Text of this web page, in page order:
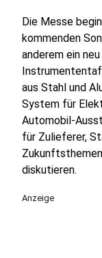
Die Messe
kommenden
anderem ein
aus Stahl und
System für
Automobil-
für Zulieferer,
diskutieren.
Anzeige